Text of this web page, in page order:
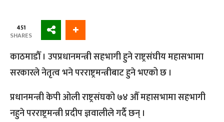
451
SHARES
काठमाडौँ । उपप्रधानमन्त्री सहभागी हुने राष्ट्रसंघीय महासभामा
सरकारले नेतृत्व भने परराष्ट्रमन्त्रीबाट हुने भएको छ ।
प्रधानमन्त्री केपी ओली राष्ट्रसंघको ७४ औँ महासभामा सहभागी
नहुने परराष्ट्रमन्त्री प्रदीप ज्ञवालीले गर्दै छन् ।